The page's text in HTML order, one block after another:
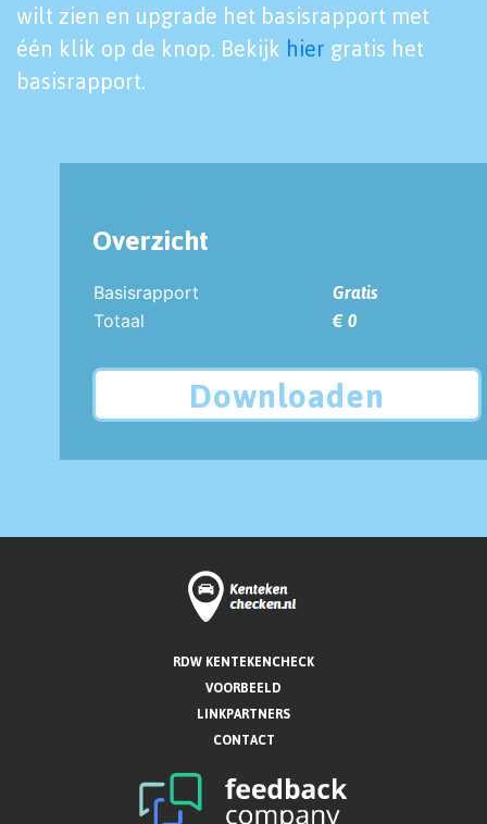
wilt zien en upgrade het basisrapport met
één klik op de knop. Bekijk hier gratis het
basisrapport.
Overzicht
Basisrapport
Gratis
Totaal
€ 0
Downloaden
RDW KENTEKENCHECK
VOORBEELD
LINKPARTNERS
CONTACT